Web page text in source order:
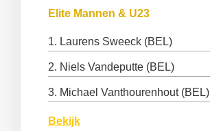
Elite Mannen & U23
1. Laurens Sweeck (BEL)
2. Niels Vandeputte (BEL)
3. Michael Vanthourenhout (BEL)
Bekijk